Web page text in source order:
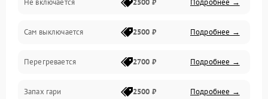
Сам выключается 2500 ₽ Подробнее →
Перегревается 2700 ₽ Подробнее →
Запах гари 2500 ₽ Подробнее →